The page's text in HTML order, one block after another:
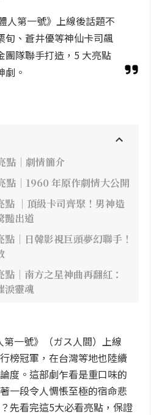
人第一號》上線後話題不
旬、蒼井優等神仙卡司飆
團隊聯手打造，5 大亮點
劇。
點｜劇情簡介
點｜1960 年原作劇情大公開
點 ｜頂級卡司齊聚！男神造
豔出道
點｜日韓影視巨頭夢幻聯手！
點｜南方之星神曲再翻紅：
淚靈魂
一號》（ガス人間）上線
榜冠軍，在台灣等地也陸續
度。這部劇乍看是重口味的
一段令人惆悵至極的宿命悲
先看完這5大必看亮點，保證